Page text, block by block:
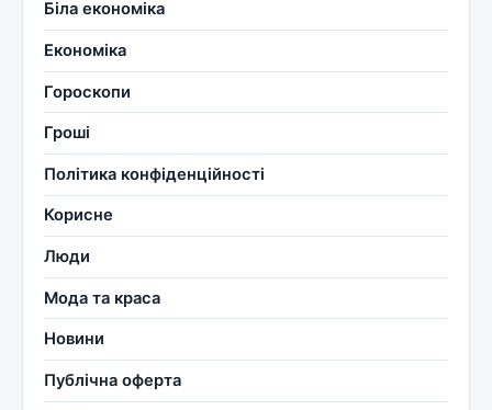
Біла економіка
Економіка
Гороскопи
Гроші
Політика конфіденційності
Корисне
Люди
Мода та краса
Новини
Публічна оферта